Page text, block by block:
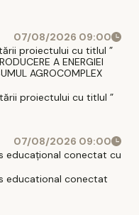
07/08/2026 09:00
proiectului cu titlul ”
A ENERGIEI
AGROCOMPLEX
proiectului cu titlul ”
07/08/2026 09:00
educațional conectat cu
educational conectat